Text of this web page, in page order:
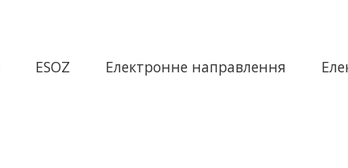
ESOZ Електронне направлення